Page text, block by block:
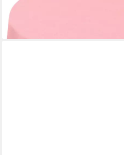
ab 19,94 €
lieferbar - in 2-3 Werktagen bei dir